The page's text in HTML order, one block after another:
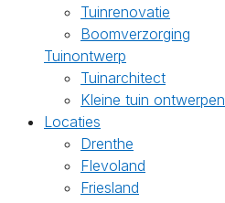
Tuinrenovatie
Boomverzorging
Tuinontwerp
Tuinarchitect
Kleine tuin ontwerpen
Locaties
Drenthe
Flevoland
Friesland